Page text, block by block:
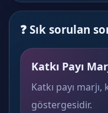
❓ Sık sorulan
Katkı Payı
Katkı payı
göstergesidir.